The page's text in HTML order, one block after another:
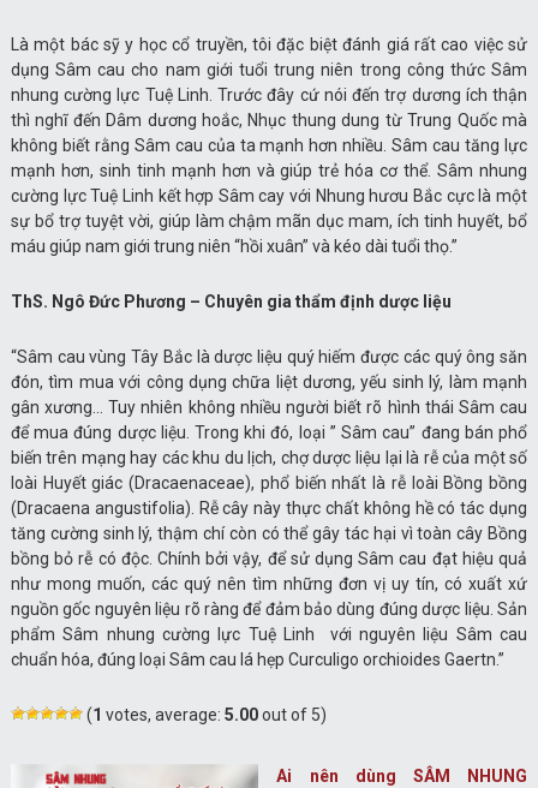
Là một bác sỹ y học cổ truyền, tôi đặc biệt đánh giá rất cao việc sử
dụng Sâm cau cho nam giới tuổi trung niên trong công thức Sâm
nhung cường lực Tuệ Linh. Trước đây cứ nói đến trợ dương ích thận
thì nghĩ đến Dâm dương hoắc, Nhục thung dung từ Trung Quốc mà
không biết rằng Sâm cau của ta mạnh hơn nhiều. Sâm cau tăng lực
mạnh hơn, sinh tinh mạnh hơn và giúp trẻ hóa cơ thể. Sâm nhung
cường lực Tuệ Linh kết hợp Sâm cay với Nhung hươu Bắc cực là một
sự bổ trợ tuyệt vời, giúp làm chậm mãn dục mam, ích tinh huyết, bổ
máu giúp nam giới trung niên “hồi xuân” và kéo dài tuổi thọ.”
ThS. Ngô Đức Phương – Chuyên gia thẩm định dược liệu
“Sâm cau vùng Tây Bắc là dược liệu quý hiếm được các quý ông săn
đón, tìm mua với công dụng chữa liệt dương, yếu sinh lý, làm mạnh
gân xương… Tuy nhiên không nhiều người biết rõ hình thái Sâm cau
để mua đúng dược liệu. Trong khi đó, loại ” Sâm cau” đang bán phổ
biến trên mạng hay các khu du lịch, chợ dược liệu lại là rễ của một số
loài Huyết giác (Dracaenaceae), phổ biến nhất là rễ loài Bồng bồng
(Dracaena angustifolia). Rễ cây này thực chất không hề có tác dụng
tăng cường sinh lý, thậm chí còn có thể gây tác hại vì toàn cây Bồng
bồng bỏ rễ có độc. Chính bởi vậy, để sử dụng Sâm cau đạt hiệu quả
như mong muốn, các quý nên tìm những đơn vị uy tín, có xuất xứ
nguồn gốc nguyên liệu rõ ràng để đảm bảo dùng đúng dược liệu. Sản
phẩm Sâm nhung cường lực Tuệ Linh với nguyên liệu Sâm cau
chuẩn hóa, đúng loại Sâm cau lá hẹp Curculigo orchioides Gaertn.”
(1 votes, average: 5.00out of 5)
Ai nên dùng SÂM NHUNG